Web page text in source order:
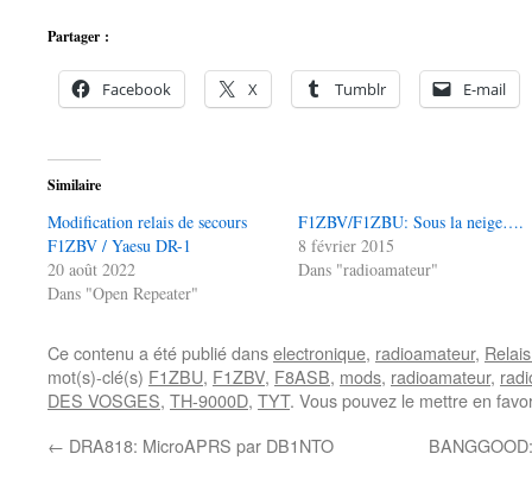
Partager :
Facebook X Tumblr E-mail
Similaire
Modification relais de secours
F1ZBV / Yaesu DR-1
20 août 2022
Dans "Open Repeater"
F1ZBV/F1ZBU: Sous la neige….
8 février 2015
Dans "radioamateur"
Ce contenu a été publié danselectronique, radioamateur,
mot(s)-clé(s) F1ZBU, F1ZBV, F8ASB, mods, radioamateur,
DES VOSGES, TH-9000D, TYT. Vous pouvez le mettre en
← DRA818: MicroAPRS par DB1NTO